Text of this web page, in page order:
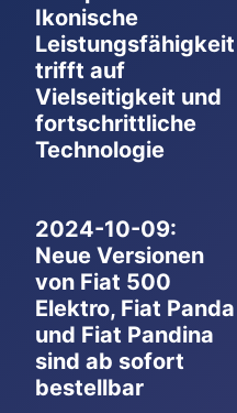
Ikonische
Leistungsfähigkeit
trifft auf
Vielseitigkeit und
fortschrittliche
Technologie
2024-10-09:
Neue Versionen
von Fiat 500
Elektro, Fiat Panda
und Fiat Pandina
sind ab sofort
bestellbar